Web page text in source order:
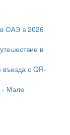
в ОАЭ в 2026
в
с QR-
- Мале